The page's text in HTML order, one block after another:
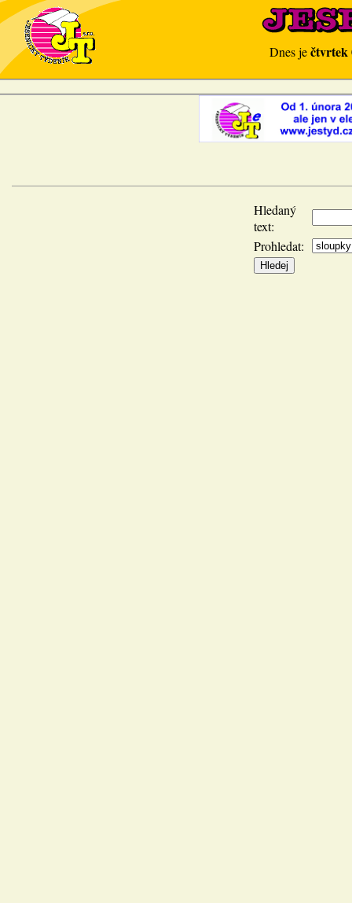
Dnes ječtvrtek
Hledaný
text:
Prohledat: